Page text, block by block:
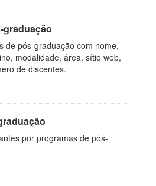
graduação
de pós-graduação com nome,
modalidade, área, sítio web,
de discentes.
por programas de pós-